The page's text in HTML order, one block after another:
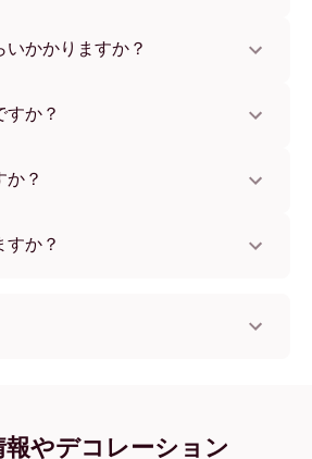
選びいただけます。
かかりますか？
文後、追跡番号をお知らせします。
すか？
のお部屋でも安心してお使いいただ
か？
すか？
Chinese Asters オーク
報やデコレーション